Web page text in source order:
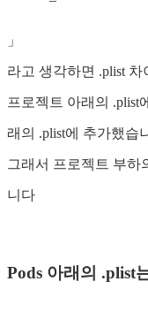
」
라고 생각하면 .plist
프로젝트 아래의 .plist
래의 .plist에 추가했습
그래서 프로젝트 부하
니다
Pods 아래의 .plist